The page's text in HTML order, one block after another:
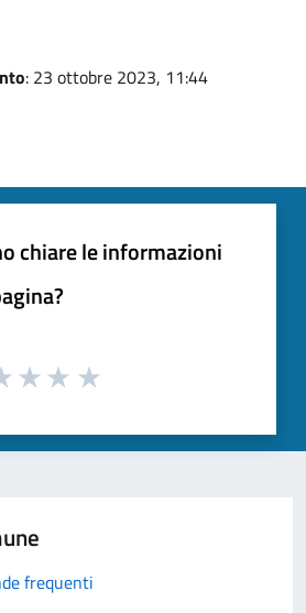
: 23 ottobre 2023, 11:44
chiare le informazioni
frequenti